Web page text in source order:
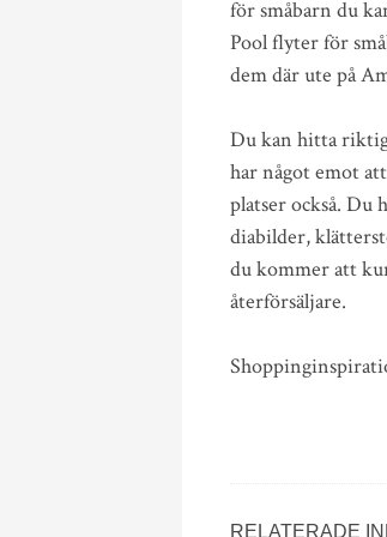
för småbarn du
Pool flyter för
dem där ute på
Du kan hitta
har något emot
platser också. Du
diabilder,
du kommer att
återförsäljare.
RELATERADE